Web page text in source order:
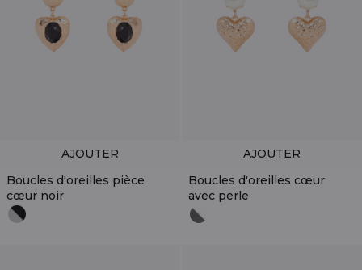
Boucles d'oreilles pièce
cœur noir
AJOUTER
Boucles d'oreilles cœur
avec perle
AJOUTER